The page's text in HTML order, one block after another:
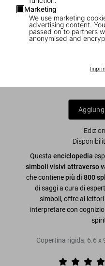
Marketing
We use marketing
advertising content.
passed on to partners
anonymised and
The Book of
Questa enciclopedia
simboli visivi attraverso
che contienepiù di 800
di saggi a cura di
simboli, offre ai
interpretare con
Copertina rigida, 6.6 x